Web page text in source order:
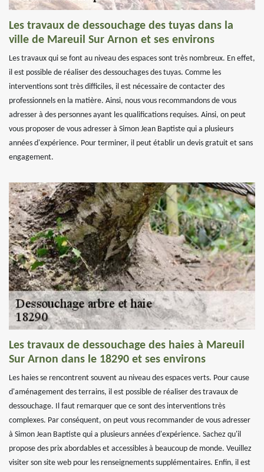
Les travaux de dessouchage des tuyas dans la
ville de Mareuil Sur Arnon et ses environs
Les travaux qui se font au niveau des espaces sont très nombreux. En effet,
il est possible de réaliser des dessouchages des tuyas. Comme les
interventions sont très difficiles, il est nécessaire de contacter des
professionnels en la matière. Ainsi, nous vous recommandons de vous
adresser à des personnes ayant les qualifications requises. Ainsi, on peut
vous proposer de vous adresser à Simon Jean Baptiste qui a plusieurs
années d'expérience. Pour terminer, il peut établir un devis gratuit et sans
engagement.
Les travaux de dessouchage des haies à Mareuil
Sur Arnon dans le 18290 et ses environs
Les haies se rencontrent souvent au niveau des espaces verts. Pour cause
d'aménagement des terrains, il est possible de réaliser des travaux de
dessouchage. Il faut remarquer que ce sont des interventions très
complexes. Par conséquent, on peut vous recommander de vous adresser
à Simon Jean Baptiste qui a plusieurs années d'expérience. Sachez qu'il
propose des prix abordables et accessibles à beaucoup de monde. Veuillez
visiter son site web pour les renseignements supplémentaires. Enfin, il est